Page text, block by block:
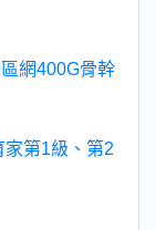
網400G骨幹
第1級、第2